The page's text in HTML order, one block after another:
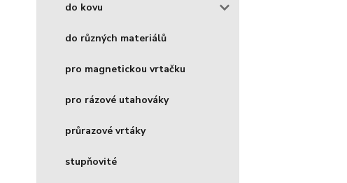
do kovu
do různých materiálů
pro magnetickou vrtačku
pro rázové utahováky
průrazové vrtáky
stupňovité